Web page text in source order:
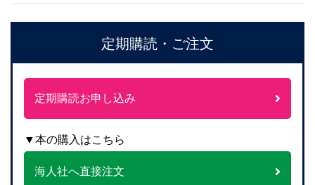
定期購読・ご注文
定期購読お申し込み
▼本の購入はこちら
海人社へ直接注文